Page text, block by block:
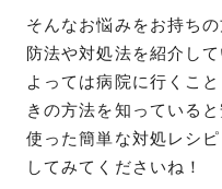
そんなお悩みをお持ち
防法や対処法を紹介し
よっては病院に行くこ
きの方法を知っている
使った簡単な対処レシ
してみてくださいね！